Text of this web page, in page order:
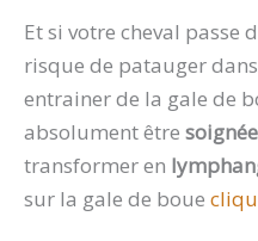
Et si votre cheval passe
risque de patauger
entrainer de la gale de
absolument être soignée
transformer en
sur la gale de boue